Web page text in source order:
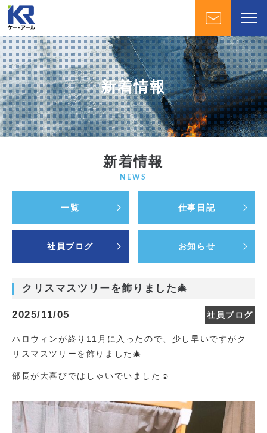
新着情報
新着情報
NEWS
一覧 仕事日記
社員ブログ お知らせ
クリスマスツリーを飾りました🎄
2025/11/05 社員ブログ
ハロウィンが終り11月に入ったので、少し早いですがク
リスマスツリーを飾りました🎄
部長が大喜びではしゃいでいました☺